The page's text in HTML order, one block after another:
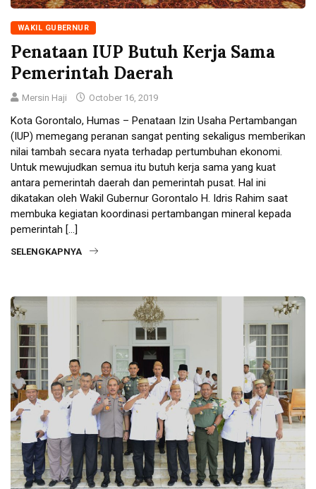
WAKIL GUBERNUR
Penataan IUP Butuh Kerja Sama
Pemerintah Daerah
Mersin Haji October 16, 2019
Kota Gorontalo, Humas – Penataan Izin Usaha Pertambangan
(IUP) memegang peranan sangat penting sekaligus memberikan
nilai tambah secara nyata terhadap pertumbuhan ekonomi.
Untuk mewujudkan semua itu butuh kerja sama yang kuat
antara pemerintah daerah dan pemerintah pusat. Hal ini
dikatakan oleh Wakil Gubernur Gorontalo H. Idris Rahim saat
membuka kegiatan koordinasi pertambangan mineral kepada
pemerintah […]
SELENGKAPNYA